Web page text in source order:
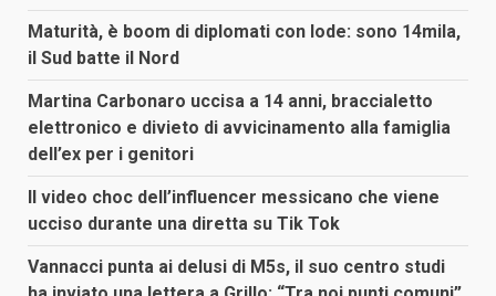
Maturità, è boom di diplomati con lode: sono 14mila,
il Sud batte il Nord
Martina Carbonaro uccisa a 14 anni, braccialetto
elettronico e divieto di avvicinamento alla famiglia
dell’ex per i genitori
Il video choc dell’influencer messicano che viene
ucciso durante una diretta su Tik Tok
Vannacci punta ai delusi di M5s, il suo centro studi